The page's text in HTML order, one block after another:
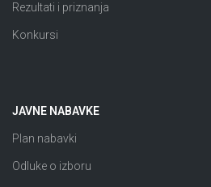
Rezultati i priznanja
Konkursi
JAVNE NABAVKE
Plan nabavki
Odluke o izboru